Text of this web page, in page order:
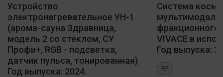
Устройство
электронагревательное УН-1
(арома-сауна Здравница,
модель 2 со стеклом, СУ
Профи+, RGB - подсветка,
датчик пульса, тонированная)
Год выпуска: 2024.
Система
фракционного
VIVACE в
Год выпуска:
RF